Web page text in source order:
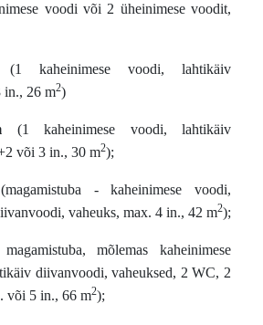
voodi või 2 üheinimese voodit,
(1 kaheinimese voodi, lahtikäiv
in., 26 m2)
(1 kaheinimese voodi, lahtikäiv
või 3 in., 30 m2);
(magamistuba - kaheinimese voodi,
vaheuks, max. 4 in., 42 m2);
mõlemas kaheinimese
diivanvoodi, vaheuksed, 2 WC, 2
või 5 in., 66 m2);